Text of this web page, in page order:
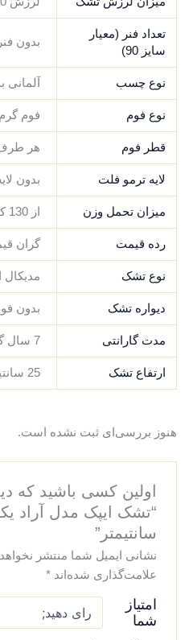
تعداد فنر (معیار
سایز 90)
بدون فنر
نوع چسب آلمانی
نوع فوم فوم گرم
قطر فوم هر طرف 21
لایه ترمو فلت بدون
میزان تحمل وزن از 130 کیلوگرم به بالا
رده قیمت گران
نوع تشک مدیکال
دیواره تشک بدون
مدت گارانتی 7 سال گارانتی
ارتفاع تشک 25 سانتیمتر
هنوز بررسی‌ای ثبت نشده است.
اولین کسی باشید که
سانتیمتر”
نشانی ایمیل شما منتشر
علامت‌گذاری شده‌اند*
امتیاز
شما